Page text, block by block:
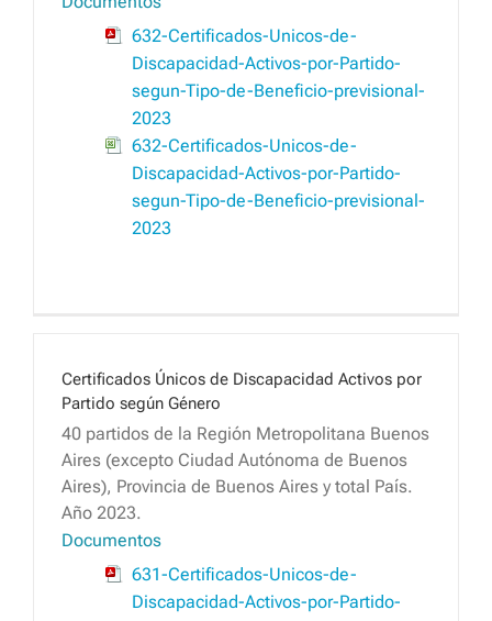
632-Certificados-Unicos-de-
Discapacidad-Activos-por-Partido-
segun-Tipo-de-Beneficio-previsional-
2023
632-Certificados-Unicos-de-
Discapacidad-Activos-por-Partido-
segun-Tipo-de-Beneficio-previsional-
2023
Certificados Únicos de Discapacidad Activos por
Partido según Género
40 partidos de la Región Metropolitana Buenos
Aires (excepto Ciudad Autónoma de Buenos
Aires), Provincia de Buenos Aires y total País.
Año 2023.
Documentos
631-Certificados-Unicos-de-
Discapacidad-Activos-por-Partido-